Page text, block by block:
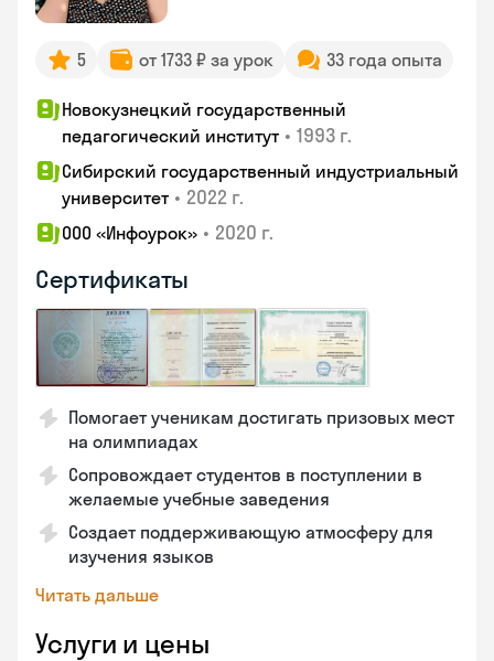
5 от 1733 ₽ за урок 33 года опыта
Новокузнецкий государственный
педагогический институт • 1993 г.
Сибирский государственный индустриальный
университет • 2022 г.
ООО «Инфоурок» • 2020 г.
Сертификаты
Помогает ученикам достигать призовых мест
на олимпиадах
Сопровождает студентов в поступлении в
желаемые учебные заведения
Создает поддерживающую атмосферу для
изучения языков
Читать дальше
Услуги и цены